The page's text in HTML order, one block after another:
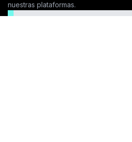
nuestras plataformas.